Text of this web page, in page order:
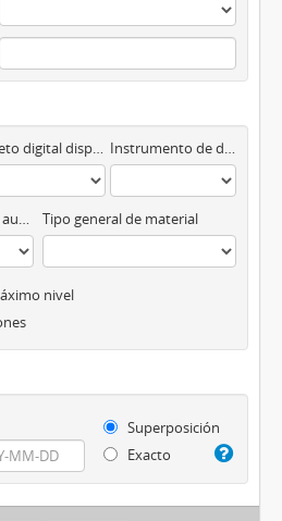
Objeto digital disponibles Instrumento de descripción
Régimen de derechos de autor Tipo general de material
nivel
Superposición
Exacto